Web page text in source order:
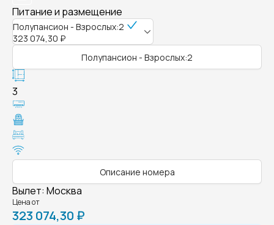
Питание и размещение
Полупансион - Взрослых:2
323 074,30 ₽
Полупансион - Взрослых:2
3
Описание номера
Вылет: Москва
Цена от
323 074,30 ₽